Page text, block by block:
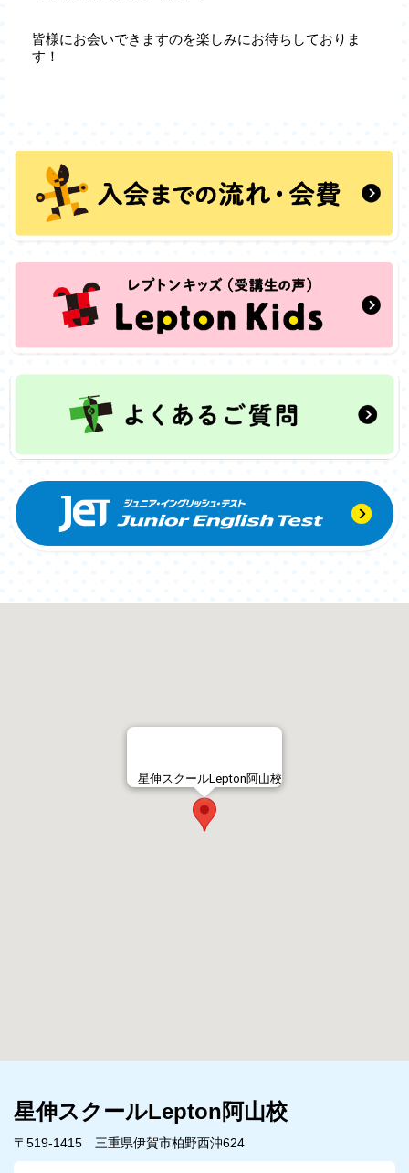
皆様にお会いできますのを楽しみにお待ちしておりま
す！
星伸スクールLepton阿山校
星伸スクールLepton阿山校
〒519-1415 三重県伊賀市柏野西沖624